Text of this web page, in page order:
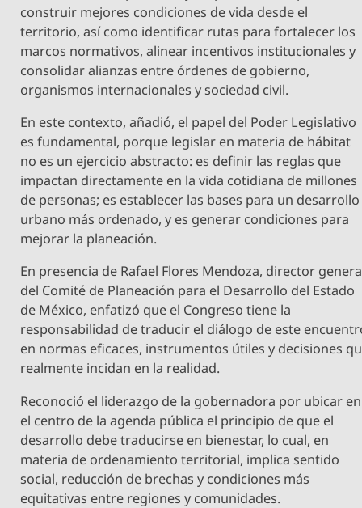
construir mejores condiciones de vida desde el
territorio, así como identificar rutas para fortalecer los
marcos normativos, alinear incentivos institucionales y
consolidar alianzas entre órdenes de gobierno,
organismos internacionales y sociedad civil.
En este contexto, añadió, el papel del Poder Legislativo
es fundamental, porque legislar en materia de hábitat
no es un ejercicio abstracto: es definir las reglas que
impactan directamente en la vida cotidiana de millones
de personas; es establecer las bases para un desarrollo
urbano más ordenado, y es generar condiciones para
mejorar la planeación.
En presencia de Rafael Flores Mendoza, director
del Comité de Planeación para el Desarrollo del Estado
de México, enfatizó que el Congreso tiene la
responsabilidad de traducir el diálogo de este
en normas eficaces, instrumentos útiles y decisiones
realmente incidan en la realidad.
Reconoció el liderazgo de la gobernadora por ubicar en
el centro de la agenda pública el principio de que el
desarrollo debe traducirse en bienestar, lo cual, en
materia de ordenamiento territorial, implica sentido
social, reducción de brechas y condiciones más
equitativas entre regiones y comunidades.